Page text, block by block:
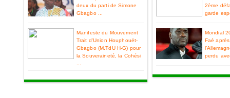
deux du parti de Simone
Gbagbo ...
Manifeste du Mouvement
Trait d'Union Houphouët-
Gbagbo (M.TdU H-G) pour
la Souveraineté, la Cohési
2ème
garde
Mondial
Faé
perdu